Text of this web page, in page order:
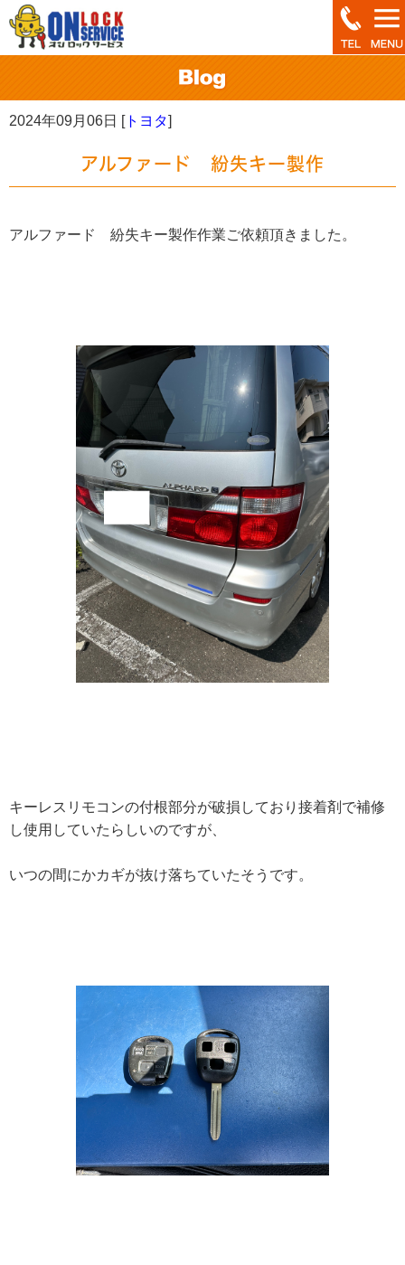
2024年09月06日 [トヨタ]
アルファード 紛失キー製作
アルファード 紛失キー製作作業ご依頼頂きました。
キーレスリモコンの付根部分が破損しており接着剤で補修
し使用していたらしいのですが、
いつの間にかカギが抜け落ちていたそうです。